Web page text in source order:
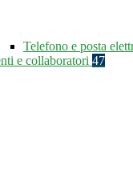
Telefono e posta
e collaboratori 47